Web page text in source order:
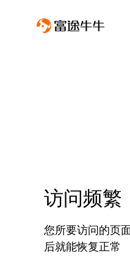
访问频繁
您所要访问的页
后就能恢复正常